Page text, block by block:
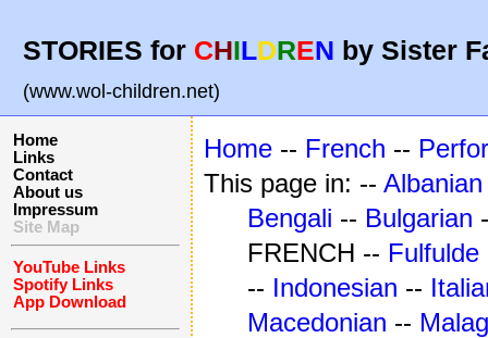
STORIES for CHILDREN by Sister
(www.wol-children.net)
Home
Links
Contact
About us
Impressum
Site Map
YouTube Links
Spotify Links
App Download
Home -- French --
This page in: -- Albanian
Bengali -- Bulgarian
FRENCH -- Fulfulde
-- Indonesian --
Macedonian --